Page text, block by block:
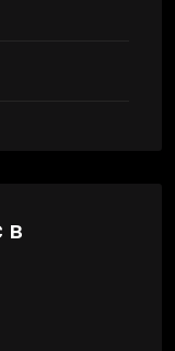
в